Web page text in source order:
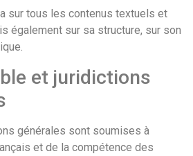
sur tous les contenus textuels et
également sur sa structure, sur son
et juridictions
générales sont soumises à
et de la compétence des